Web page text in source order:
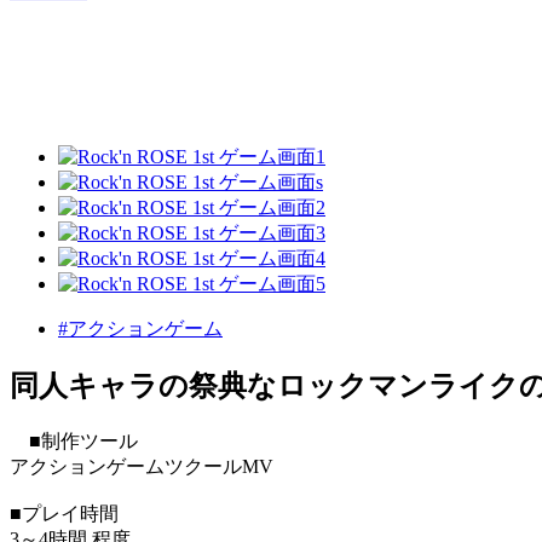
#アクションゲーム
同人キャラの祭典なロックマンライク
■制作ツール
アクションゲームツクールMV
■プレイ時間